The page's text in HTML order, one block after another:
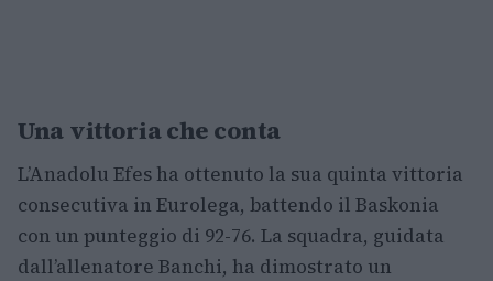
Una vittoria che conta
L’Anadolu Efes ha ottenuto la sua quinta vittoria
consecutiva in Eurolega, battendo il Baskonia
con un punteggio di 92-76. La squadra, guidata
dall’allenatore Banchi, ha dimostrato un